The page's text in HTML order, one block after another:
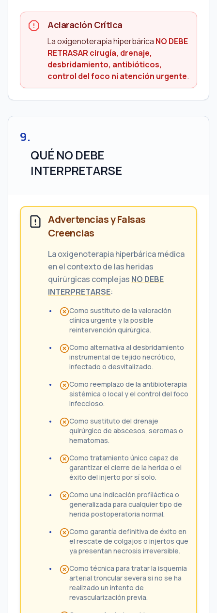
Aclaración Crítica
La oxigenoterapia hiperbárica NO DEBE
RETRASAR cirugía, drenaje,
desbridamiento, antibióticos,
control del foco ni atención urgente.
9.
QUÉ NO DEBE
INTERPRETARSE
Advertencias y Falsas
Creencias
La oxigenoterapia hiperbárica médica
en el contexto de las heridas
quirúrgicas complejas NO DEBE
INTERPRETARSE:
Como sustituto de la valoración
clínica urgente y la posible
reintervención quirúrgica.
Como alternativa al desbridamiento
instrumental de tejido necrótico,
infectado o desvitalizado.
Como reemplazo de la antibioterapia
sistémica o local y el control del foco
infeccioso.
Como sustituto del drenaje
quirúrgico de abscesos, seromas o
hematomas.
Como tratamiento único capaz de
garantizar el cierre de la herida o el
éxito del injerto por sí solo.
Como una indicación profiláctica o
generalizada para cualquier tipo de
herida postoperatoria normal.
Como garantía definitiva de éxito en
el rescate de colgajos o injertos que
ya presentan necrosis irreversible.
Como técnica para tratar la isquemia
arterial troncular severa si no se ha
realizado un intento de
revascularización previa.